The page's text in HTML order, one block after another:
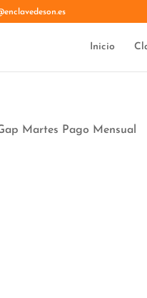
Inicio
Martes Pago Mensual